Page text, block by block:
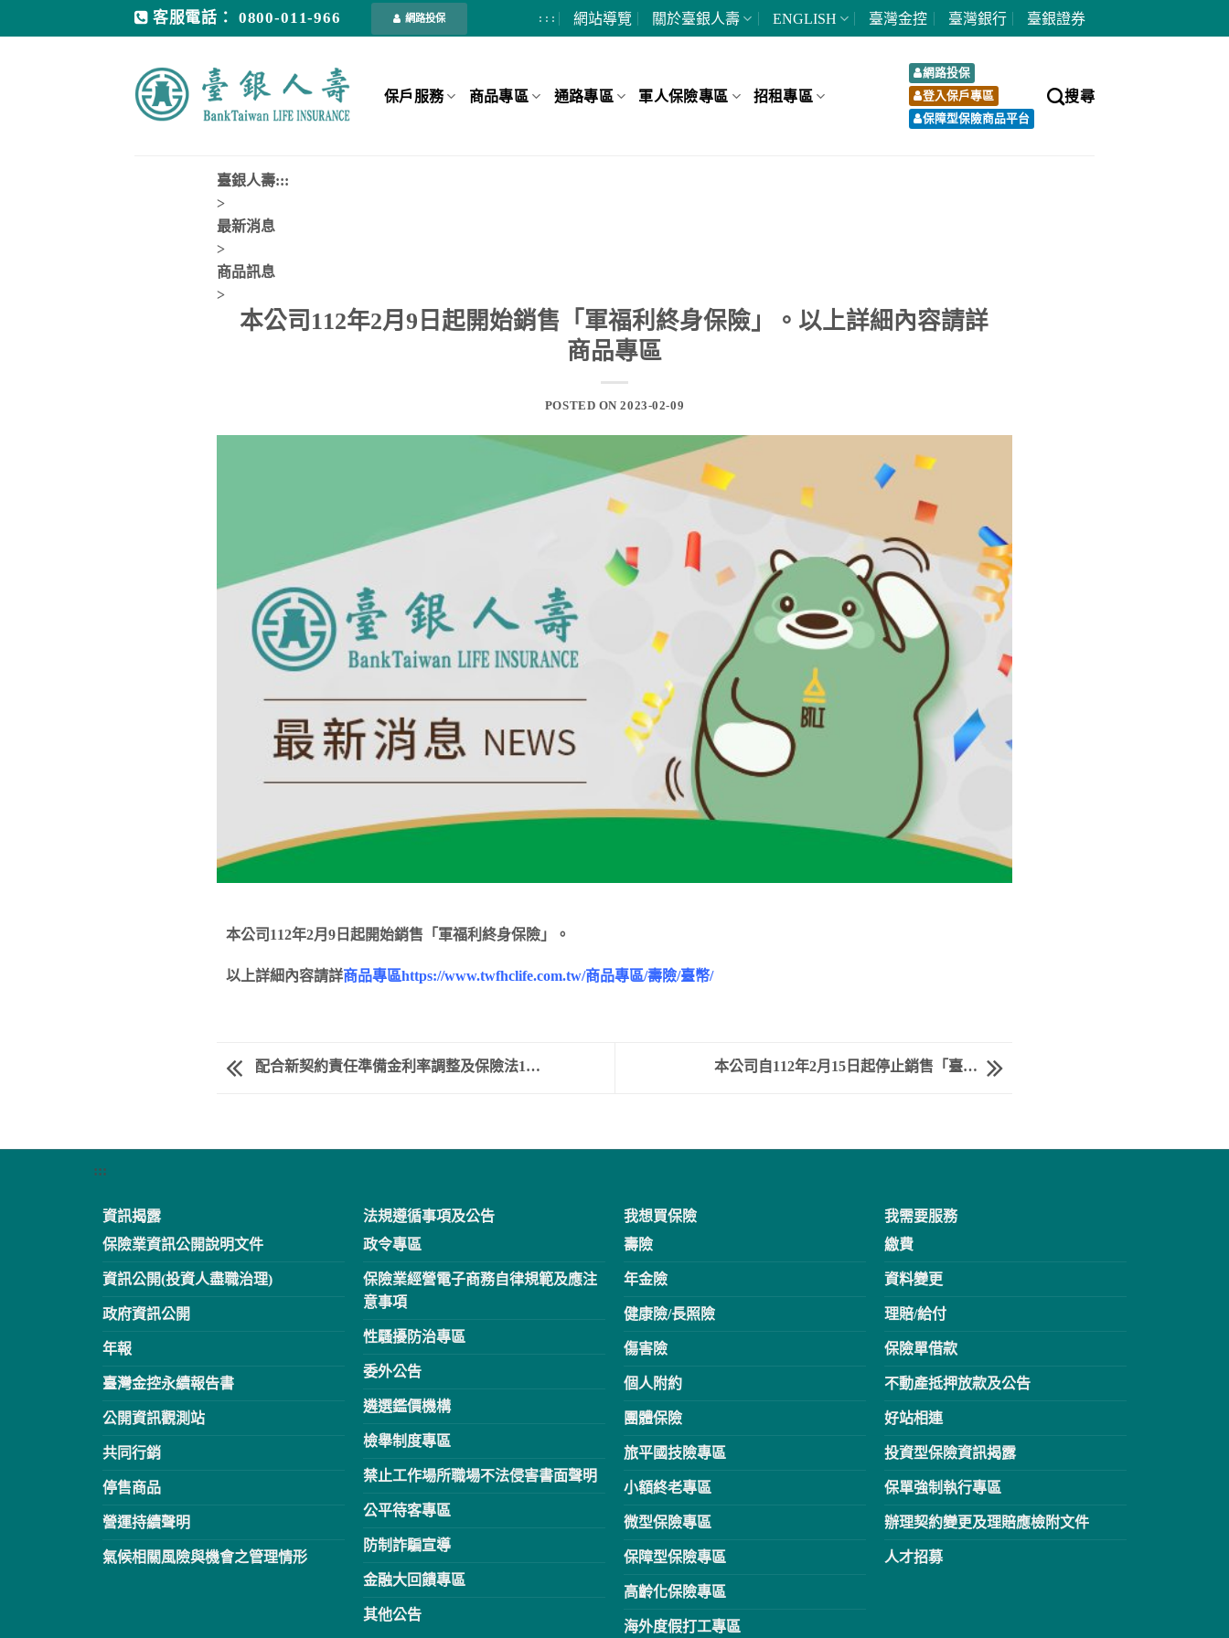
客服電話： 0800-011-966 網路投保 : : : 網站導覽 關於臺銀人壽 ENGLISH 臺灣金控 臺灣銀行 臺銀證券
保戶服務 商品專區 通路專區 軍人保險專區 招租專區
網路投保
登入保戶專區
保障型保險商品平台
搜尋
臺銀人壽:::
>
最新消息
>
商品訊息
>
本公司112年2月9日起開始銷售「軍福利終身保險」。以上詳細內容請詳
商品專區
POSTED ON2023-02-09
本公司112年2月9日起開始銷售「軍福利終身保險」。
以上詳細內容請詳商品專區https://www.twfhclife.com.tw/商品專區/壽險/臺幣/
配合新契約責任準備金利率調整及保險法1… 本公司自112年2月15日起停止銷售「臺…
:::
資訊揭露
保險業資訊公開說明文件
資訊公開(投資人盡職治理)
政府資訊公開
年報
臺灣金控永續報告書
公開資訊觀測站
共同行銷
停售商品
營運持續聲明
氣候相關風險與機會之管理情形
法規遵循事項及公告
政令專區
保險業經營電子商務自律規範及應注
意事項
性騷擾防治專區
委外公告
遴選鑑價機構
檢舉制度專區
禁止工作場所職場不法侵害書面聲明
公平待客專區
防制詐騙宣導
金融大回饋專區
其他公告
我想買保險
壽險
年金險
健康險/長照險
傷害險
個人附約
團體保險
旅平國技險專區
小額終老專區
微型保險專區
保障型保險專區
高齡化保險專區
海外度假打工專區
我需要服務
繳費
資料變更
理賠/給付
保險單借款
不動產抵押放款及公告
好站相連
投資型保險資訊揭露
保單強制執行專區
辦理契約變更及理賠應檢附文件
人才招募